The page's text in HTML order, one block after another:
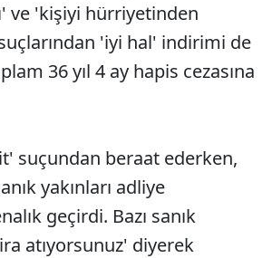
ve 'kişiyi hürriyetinden
'iyi hal' indirimi de
36 yıl 4 ay hapis cezasına
suçundan beraat ederken,
yakınları adliye
geçirdi. Bazı sanık
atıyorsunuz' diyerek